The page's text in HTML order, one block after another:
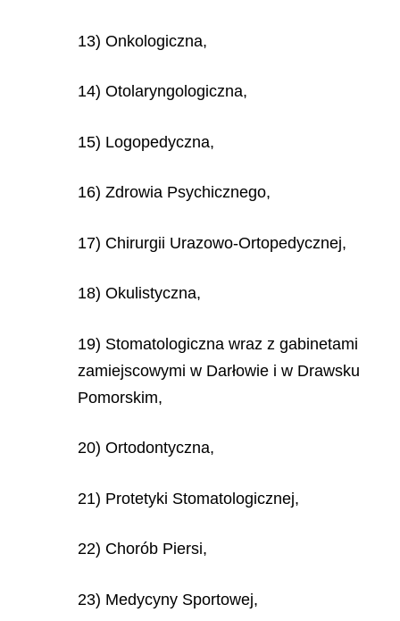
13) Onkologiczna,
14) Otolaryngologiczna,
15) Logopedyczna,
16) Zdrowia Psychicznego,
17) Chirurgii Urazowo-Ortopedycznej,
18) Okulistyczna,
19) Stomatologiczna wraz z gabinetami
zamiejscowymi w Darłowie i w Drawsku
Pomorskim,
20) Ortodontyczna,
21) Protetyki Stomatologicznej,
22) Chorób Piersi,
23) Medycyny Sportowej,